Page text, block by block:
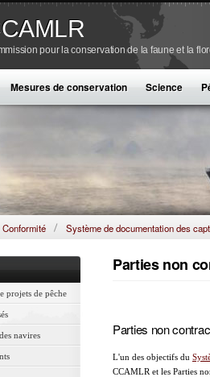
pour la conservation de la faune et la
Mesures de conservation Science
Conformité Système de documentation des
projets de pêche
navires
Parties non
Parties non
L'un des objectifs du
CCAMLR et les Parties